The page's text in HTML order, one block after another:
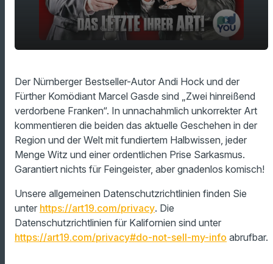
play_arrow fränkische Krisen-Analyse
00:00 00:00
Der Nürnberger Bestseller-Autor Andi Hock und der
Fürther Komödiant Marcel Gasde sind „Zwei hinreißend
verdorbene Franken“. In unnachahmlich unkorrekter Art
kommentieren die beiden das aktuelle Geschehen in der
Region und der Welt mit fundiertem Halbwissen, jeder
Menge Witz und einer ordentlichen Prise Sarkasmus.
Garantiert nichts für Feingeister, aber gnadenlos komisch!
Unsere allgemeinen Datenschutzrichtlinien finden Sie
unter https://art19.com/privacy. Die
Datenschutzrichtlinien für Kalifornien sind unter
https://art19.com/privacy#do-not-sell-my-info abrufbar.